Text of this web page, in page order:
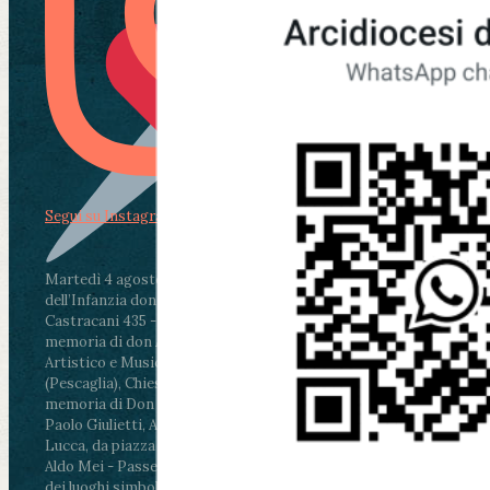
Martedì 4 agosto2026
ore 11:30 - Lucca, Scuola
dell’Infanzia don Aldo Mei - Viale Castruccio
Castracani 435 - Inaugurazione murales in
memoria di don Aldo Mei curato dal Liceo
Artistico e Musicale “Passaglia”
ore 18 - Fiano
(Pescaglia), Chiesa parrocchiale - Messa in
memoria di Don Aldo Mei celebrata da mons.
Paolo Giulietti, Arcivescovo di Lucca
ore 20.30 -
Lucca, da piazza San Michele al Cippo di don
Aldo Mei - Passeggiata della Memoria in alcuni
Segui su Instagram